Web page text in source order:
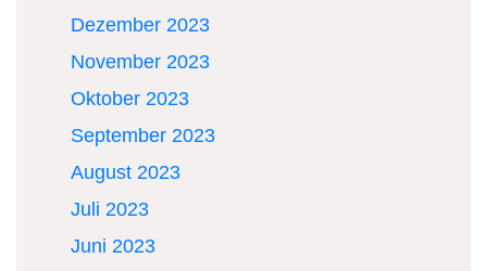
Dezember 2023
November 2023
Oktober 2023
September 2023
August 2023
Juli 2023
Juni 2023